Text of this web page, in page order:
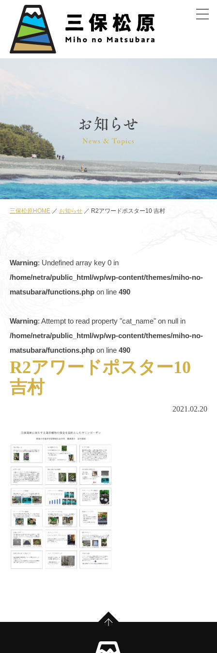
menu
三保松原HOME お知らせ R2アワードポスター10 吉村
Warning: Undefined array key 0 in
/home/netra/public_html/wp/wp-content/themes/miho-no-
matsubara/functions.php on line 490
Warning: Attempt to read property "cat_name" on null in
/home/netra/public_html/wp/wp-content/themes/miho-no-
matsubara/functions.php on line 490
R2アワードポスター10
吉村
2021.02.20